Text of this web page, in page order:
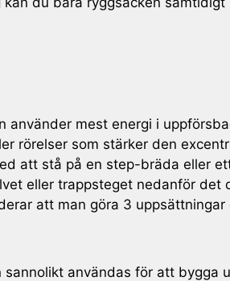
mest energi i
rörelser som stärker den
att stå på en step-bräda eller
eller trappsteget nedanför det
att man göra 3
användas för att